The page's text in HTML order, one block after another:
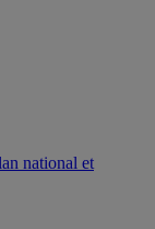
national et